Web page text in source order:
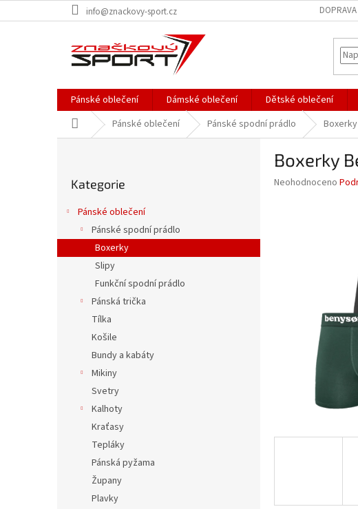
na
info@znackovy-sport.cz DOPRAVA
Pánské oblečení Dámské oblečení Dětské oblečení
Domů Pánské oblečení Pánské spodní prádlo Boxerky
n
kategorie
Kategorie
Pánské oblečení
Pánské spodní prádlo
Boxerky
Slipy
Funkční spodní prádlo
Pánská trička
Tílka
Košile
Bundy a kabáty
Mikiny
Svetry
Kalhoty
Kraťasy
Tepláky
Pánská pyžama
Župany
Plavky
Boxerky
Průměrné
Neohodnoceno